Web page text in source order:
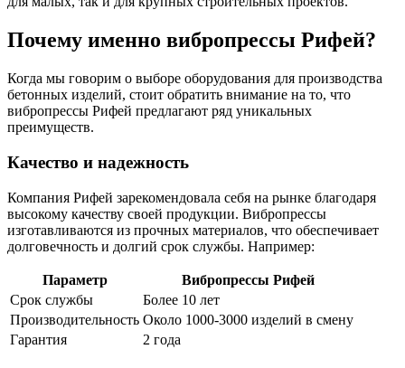
Почему именно вибропрессы Рифей?
Когда мы говорим о выборе оборудования для производства
бетонных изделий, стоит обратить внимание на то, что
вибропрессы Рифей предлагают ряд уникальных
преимуществ.
Качество и надежность
Компания Рифей зарекомендовала себя на рынке благодаря
высокому качеству своей продукции. Вибропрессы
изготавливаются из прочных материалов, что обеспечивает
долговечность и долгий срок службы. Например:
Параметр
Вибропрессы Рифей
Срок службы
Более 10 лет
Производительность Около 1000-3000 изделий в смену
Гарантия
2 года